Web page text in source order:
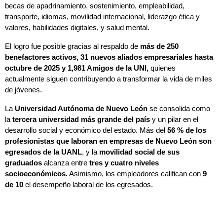
becas de apadrinamiento, sostenimiento, empleabilidad,
transporte, idiomas, movilidad internacional, liderazgo ética y
valores, habilidades digitales, y salud mental.
El logro fue posible gracias al respaldo de más de 250
benefactores activos, 31 nuevos aliados empresariales hasta
octubre de 2025 y 1,981 Amigos de la UNI, quienes
actualmente siguen contribuyendo a transformar la vida de miles
de jóvenes.
LaUniversidad Autónoma de Nuevo León se consolida como
latercera universidad más grande del país y un pilar en el
desarrollo social y económico del estado. Más del 56 % de los
profesionistas que laboran en empresas de Nuevo León son
egresados de la UANL, y la movilidad social de sus
graduados alcanza entre tres y cuatro niveles
socioeconómicos.Asimismo, los empleadores califican con 9
de 10 el desempeño laboral de los egresados.